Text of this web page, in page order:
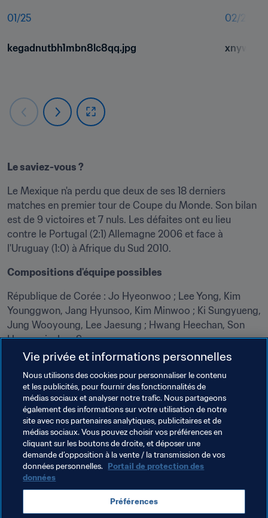
01 /25
kegadnutbh1mbn8lc8qq.jpg
02/25
Le saviez-vous ?
Le Mexique n'a perdu que deux de ses 18 derniers
matches en premier tour de Coupe du Monde. Son bilan
est de 9 victoires et 7 nuls. Les défaites ont eu lieu
contre le Portugal (2:1) Allemagne 2006 et face à
l'Uruguay (1:0) à Afrique du Sud 2010.
Compositions d'équipe possibles
République de Corée : Jo Hyeonwoo ; Lee Yong, Kim
Younggwon, Jang Hyunsoo, Kim Minwoo ; Ki Sungyueng,
Jung Wooyoung, Lee Jaesung ; Hwang Heechan, Son
Heungmin, Lee Seungwoo
Mexique : Guillermo Ochoa ; Carlos Salcedo, Hugo
Ayala, Héctor Moreno, Jesús Gallardo ; Miguel Layún,
Héctor Herrera, Andrés Guardado ; Carlos Vela, Javier
Hernández, Hirving Lozano
Participez !
Notre Fan Zone de Russie 2018 vous donne accès aux
matches, concours et prix de la Coupe du Monde. Jouez
au Fantasy, pronostiquez les matches, découvrez notre
Fan Movement, collectionnez les stickers Panini et votez
pour les récompenses de la Coupe du Monde.
Vie privée et informations personnelles
Nous utilisons des cookies pour personnaliser le contenu
et les publicités, pour fournir des fonctionnalités de
médias sociaux et analyser notre trafic. Nous partageons
également des informations sur votre utilisation de notre
site avec nos partenaires analytiques, publicitaires et de
médias sociaux. Vous pouvez choisir vos préférences en
cliquant sur les boutons de droite, et déposer une
demande d’opposition à la vente / la transmission de vos
données personnelles. Portail de protection des
données
Préférences